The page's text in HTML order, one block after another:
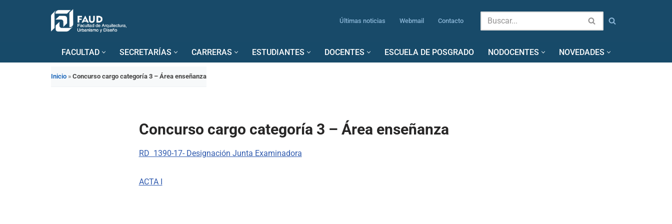
Últimas noticias Webmail Contacto
FACULTAD SECRETARÍAS CARRERAS ESTUDIANTES DOCENTES ESCUELA DE POSGRADO NODOCENTES NOVEDADES
Inicio » Concurso cargo categoría 3 – Área enseñanza
Concurso cargo categoría 3 – Área enseñanza
RD 1390-17- Designación Junta Examinadora
ACTA I